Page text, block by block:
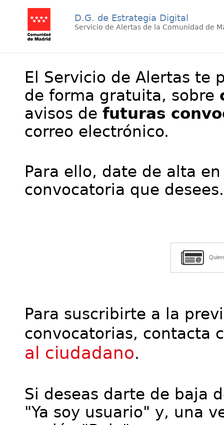
D.G. de Estrategia Digital
Servicio de Alertas de la Comunidad de
El Servicio de Alertas te
de forma gratuita, sobre
avisos de futuras
correo electrónico.
Para ello, date de alta
convocatoria que desees.
Para suscribirte a la
convocatorias, contacta
al ciudadano.
Si deseas darte de baja
"Ya soy usuario" y, una